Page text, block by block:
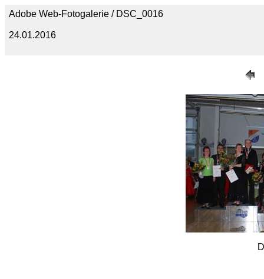
Adobe Web-Fotogalerie / DSC_0016
24.01.2016